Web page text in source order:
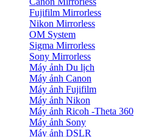
Fujifilm Mirrorless
Nikon Mirrorless
OM System
Sigma Mirrorless
Sony Mirrorless
Máy ảnh Du lịch
Máy ảnh Canon
Máy ảnh Fujifilm
Máy ảnh Nikon
Máy ảnh Ricoh -Theta 360
Máy ảnh Sony
Máy ảnh DSLR